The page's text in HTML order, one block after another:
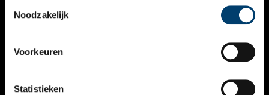
Noodzakelijk
Voorkeuren
Statistieken
VERHALEN
KALENDER
THEMA’S